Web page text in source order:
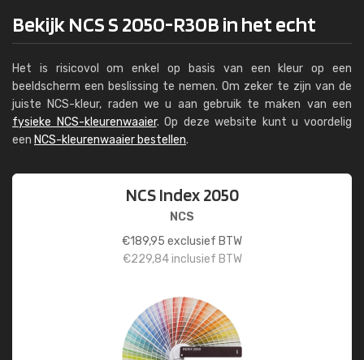
Bekijk NCS S 2050-R30B in het echt
Het is risicovol om enkel op basis van een kleur op een
beeldscherm een beslissing te nemen. Om zeker te zijn van de
juiste NCS-kleur, raden we u aan gebruik te maken van een
fysieke NCS-kleurenwaaier. Op deze website kunt u voordelig
een NCS-kleurenwaaier bestellen.
NCS Index 2050
NCS
€189,95 exclusief BTW
€229,84inclusief BTW